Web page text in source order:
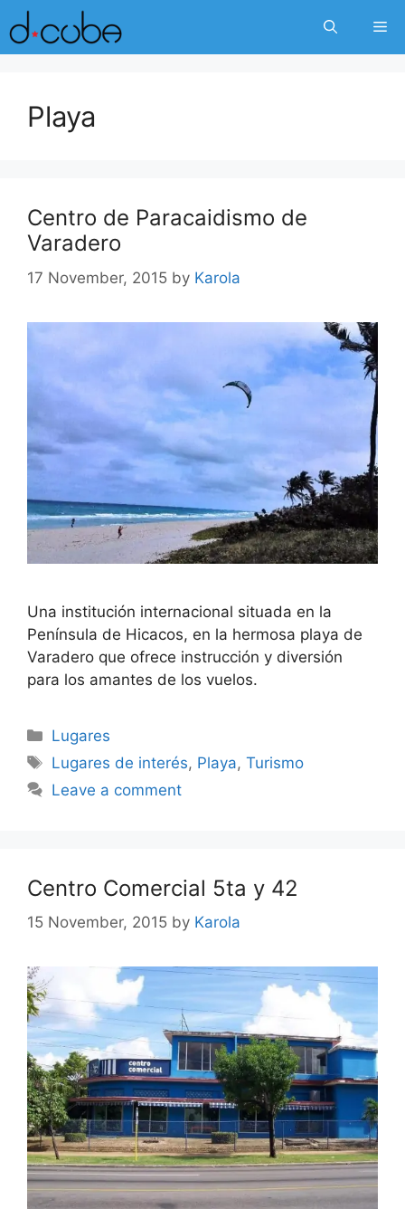
Skip
to
content
Playa
Centro de Paracaidismo de
Varadero
17 November, 2015 by Karola
Una institución internacional situada en la
Península de Hicacos, en la hermosa playa de
Varadero que ofrece instrucción y diversión
para los amantes de los vuelos.
Categories
Lugares
Tags
Lugares de interés, Playa,Turismo
Leave a comment
Centro Comercial 5ta y 42
15 November, 2015 by Karola